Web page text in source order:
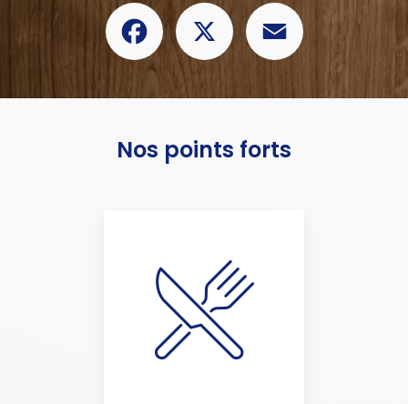
Facebook
Nos points forts